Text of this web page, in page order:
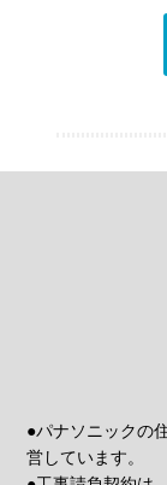
●パナソニックの
営しています。